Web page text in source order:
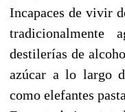
Incapaces de vivir
tradicionalmente
destilerías de
azúcar a lo largo
como elefantes